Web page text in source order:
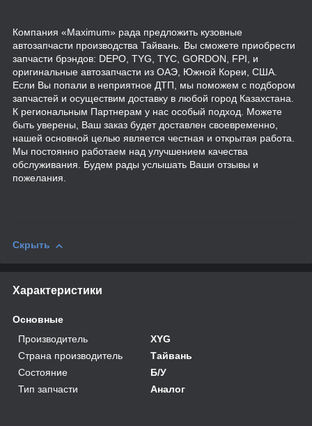
Компания «Maximum» рада предложить кузовные
автозапчасти производства Тайвань. Вы сможете приобрести
запчасти брэндов: DEPO, TYG, TYC, GORDON, FPI, и
оригинальные автозапчасти из ОАЭ, Южной Кореи, США.
Если Вы попали в неприятное ДТП, мы поможем с подбором
запчастей и осуществим доставку в любой город Казахстана.
К региональным Партнерам у нас особый подход. Можете
быть уверены, Ваш заказ будет доставлен своевременно,
нашей основной целью является честная и открытая работа.
Мы постоянно работаем над улучшением качества
обслуживания. Будем рады услышать Ваши отзывы и
пожелания.
Скрыть
Характеристики
Основные
Производитель
XYG
Страна производитель
Тайвань
Состояние
Б/У
Тип запчасти
Аналог